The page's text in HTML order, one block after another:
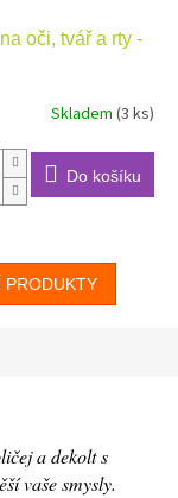
oči, tvář a rty -
Skladem (3 ks)
Do košíku
PRODUKTY
a dekolt s
vaše smysly.